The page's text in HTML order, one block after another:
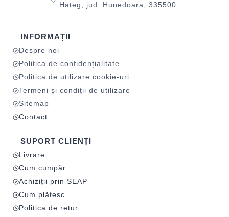
Hațeg, jud. Hunedoara, 335500
INFORMAȚII
Despre noi
Politica de confidențialitate
Politica de utilizare cookie-uri
Termeni și condiții de utilizare
Sitemap
Contact
SUPORT CLIENȚI
Livrare
Cum cumpăr
Achiziții prin SEAP
Cum plătesc
Politica de retur